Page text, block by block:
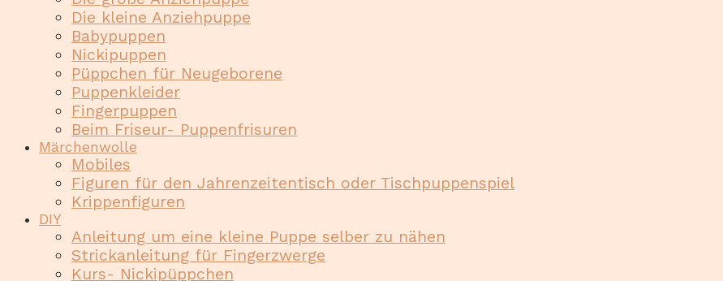
Die kleine Anziehpuppe
Babypuppen
Nickipuppen
Püppchen für Neugeborene
Puppenkleider
Fingerpuppen
Beim Friseur- Puppenfrisuren
Märchenwolle
Mobiles
Figuren für den Jahrenzeitentisch oder Tischpuppenspiel
Krippenfiguren
DIY
Anleitung um eine kleine Puppe selber zu nähen
Strickanleitung für Fingerzwerge
Kurs- Nickipüppchen